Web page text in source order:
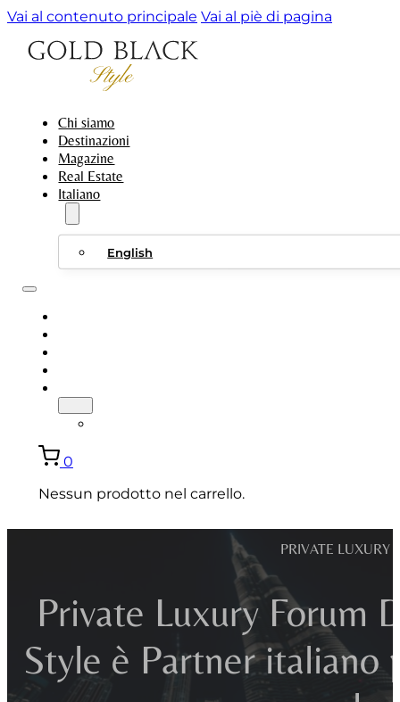
Vai al contenuto principale Vai al piè di pagina
Chi siamo
Destinazioni
Magazine
Real Estate
Italiano
English
0
Nessun prodotto nel carrello.
PRIVATE LUXURY
Private Luxury Forum
Style è Partner italiano